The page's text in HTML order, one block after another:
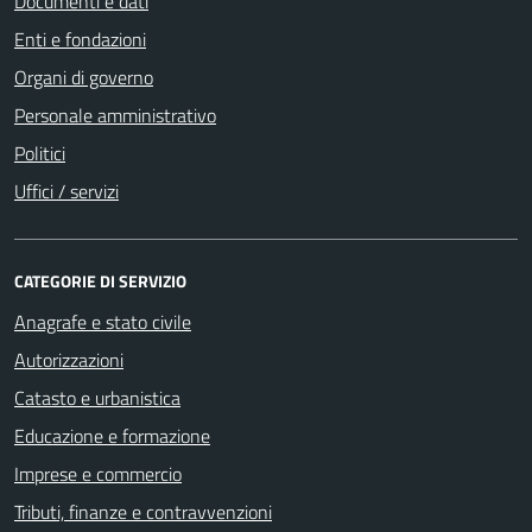
Enti e fondazioni
Organi di governo
Personale amministrativo
Politici
Uffici / servizi
CATEGORIE DI SERVIZIO
Anagrafe e stato civile
Autorizzazioni
Catasto e urbanistica
Educazione e formazione
Imprese e commercio
Tributi, finanze e contravvenzioni